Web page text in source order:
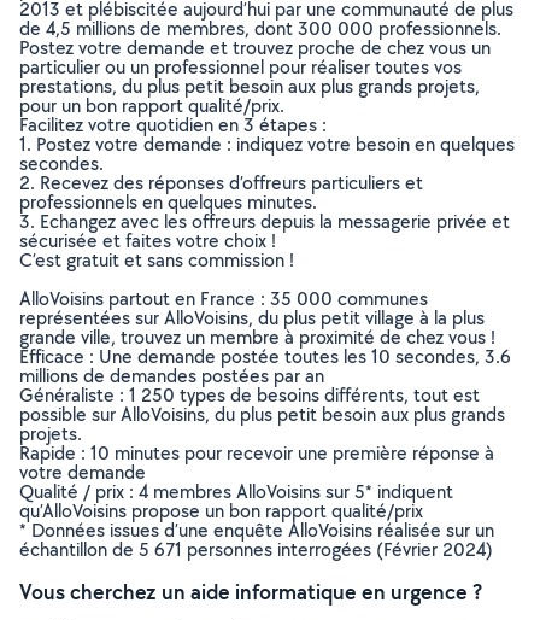
2013 et plébiscitée aujourd’hui par une communauté de plus
de 4,5 millions de membres, dont 300 000 professionnels.
Postez votre demande et trouvez proche de chez vous un
particulier ou un professionnel pour réaliser toutes vos
prestations, du plus petit besoin aux plus grands projets,
pour un bon rapport qualité/prix.
Facilitez votre quotidien en 3 étapes :
1. Postez votre demande : indiquez votre besoin en quelques
secondes.
2. Recevez des réponses d’offreurs particuliers et
professionnels en quelques minutes.
3. Echangez avec les offreurs depuis la messagerie privée et
sécurisée et faites votre choix !
C’est gratuit et sans commission !
AlloVoisins partout en France : 35 000 communes
représentées sur AlloVoisins, du plus petit village à la plus
grande ville, trouvez un membre à proximité de chez vous !
Efficace : Une demande postée toutes les 10 secondes, 3.6
millions de demandes postées par an
Généraliste : 1 250 types de besoins différents, tout est
possible sur AlloVoisins, du plus petit besoin aux plus grands
projets.
Rapide : 10 minutes pour recevoir une première réponse à
votre demande
Qualité / prix : 4 membres AlloVoisins sur 5* indiquent
qu’AlloVoisins propose un bon rapport qualité/prix
* Données issues d’une enquête AlloVoisins réalisée sur un
échantillon de 5 671 personnes interrogées (Février 2024)
Vous cherchez un aide informatique en urgence ?